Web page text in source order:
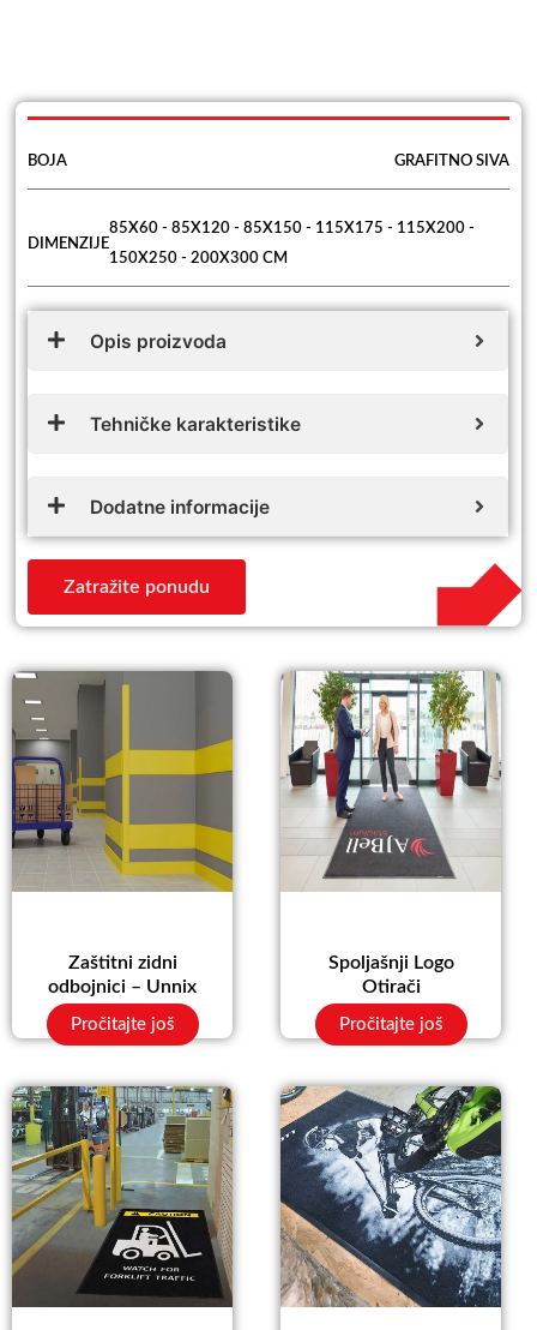
BOJA GRAFITNO SIVA
DIMENZIJE
85X60 - 85X120 - 85X150 - 115X175 - 115X200 -
150X250 - 200X300 CM
Opis proizvoda
Tehničke karakteristike
Dodatne informacije
Zatražite ponudu
Zaštitni zidni
odbojnici – Unnix
Pročitajte još
Spoljašnji Logo
Otirači
Pročitajte još